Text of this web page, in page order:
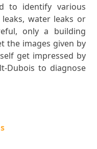
to identify various
water leaks or
only a building
the images given by
get impressed by
Dubois to diagnose